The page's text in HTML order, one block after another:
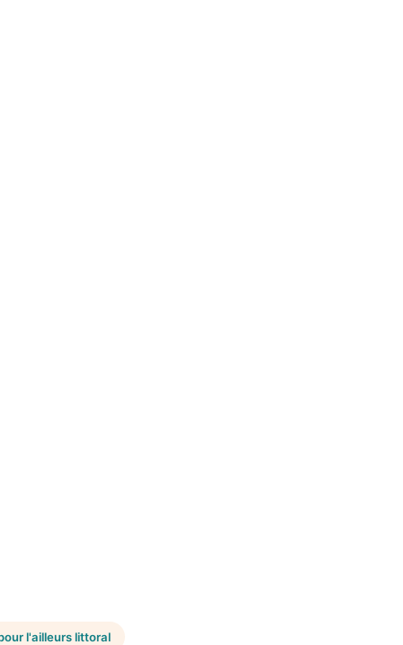
l'ailleurs littoral